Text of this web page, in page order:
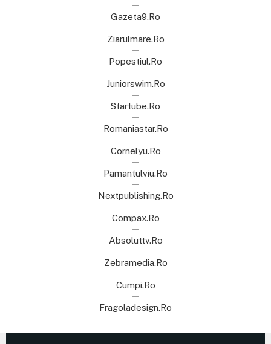
Gazeta9.ro
Ziarulmare.ro
Popestiul.ro
Juniorswim.ro
Startube.ro
Romaniastar.ro
Cornelyu.ro
Pamantulviu.ro
Nextpublishing.ro
Compax.ro
Absoluttv.ro
Zebramedia.ro
Cumpi.ro
Fragoladesign.ro